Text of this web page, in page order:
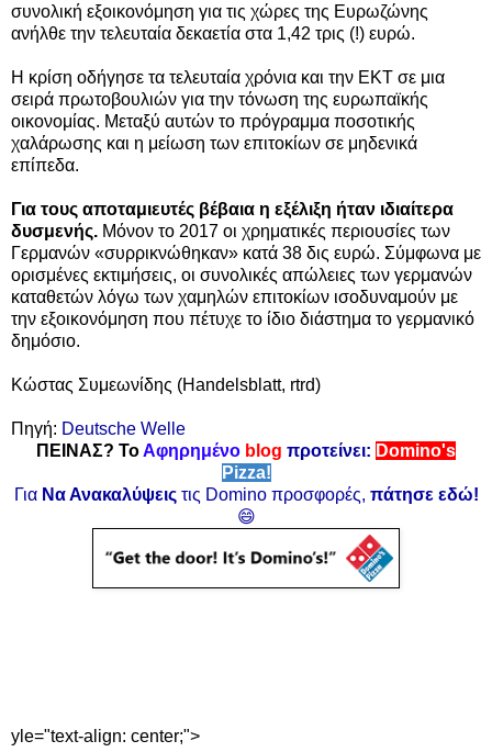
συνολική εξοικονόμηση για τις χώρες της Ευρωζώνης
ανήλθε την τελευταία δεκαετία στα 1,42 τρις (!) ευρώ.
Η κρίση οδήγησε τα τελευταία χρόνια και την ΕΚΤ σε μια
σειρά πρωτοβουλιών για την τόνωση της ευρωπαϊκής
οικονομίας. Μεταξύ αυτών το πρόγραμμα ποσοτικής
χαλάρωσης και η μείωση των επιτοκίων σε μηδενικά
επίπεδα.
Για τους αποταμιευτές βέβαια η εξέλιξη ήταν ιδιαίτερα
δυσμενής. Μόνον το 2017 οι χρηματικές περιουσίες των
Γερμανών «συρρικνώθηκαν» κατά 38 δις ευρώ. Σύμφωνα με
ορισμένες εκτιμήσεις, οι συνολικές απώλειες των γερμανών
καταθετών λόγω των χαμηλών επιτοκίων ισοδυναμούν με
την εξοικονόμηση που πέτυχε το ίδιο διάστημα το γερμανικό
δημόσιο.
Κώστας Συμεωνίδης (Handelsblatt, rtrd)
Πηγή: Deutsche Welle
ΠΕΙΝΑΣ? ΤοΑφηρημένο blog προτείνει: Domino's
Pizza!
Για Να Ανακαλύψειςτις Domino προσφορές, πάτησε εδώ!
😄
yle="text-align: center;">